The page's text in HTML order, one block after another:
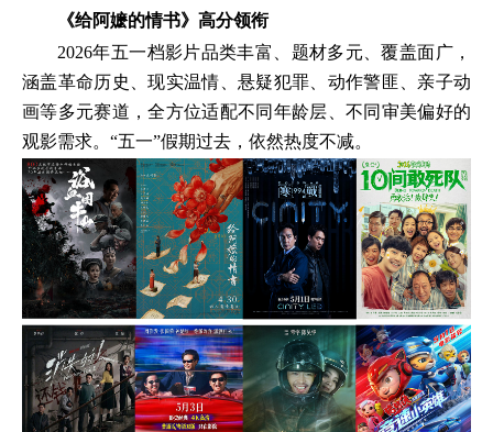
《给阿嬷的情书》高分领衔
2026年五一档影片品类丰富、题材多元、覆盖面广，
涵盖革命历史、现实温情、悬疑犯罪、动作警匪、亲子动
画等多元赛道，全方位适配不同年龄层、不同审美偏好的
观影需求。“五一”假期过去，依然热度不减。